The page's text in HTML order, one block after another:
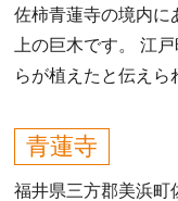
佐柿青蓮寺の境内に
上の巨木です。 江
らが植えたと伝えら
青蓮寺
福井県三方郡美浜町